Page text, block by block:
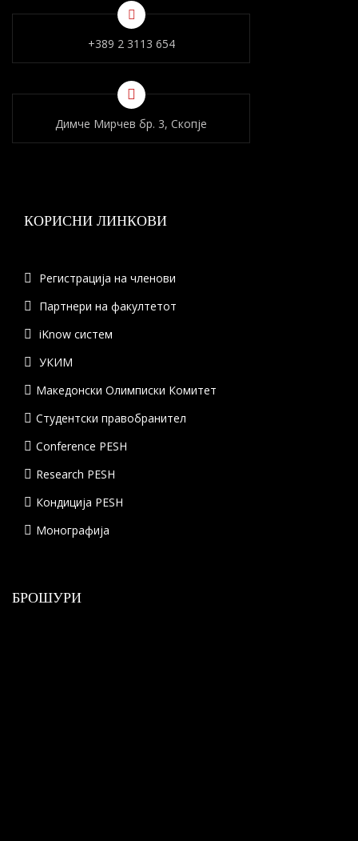
+389 2 3113 654
Димче Мирчев бр. 3, Скопје
КОРИСНИ ЛИНКОВИ
Регистрација на членови
Партнери на факултетот
iKnow систем
УКИМ
Македонски Олимписки Комитет
Студентски правобранител
Conference PESH
Research PESH
Кондиција PESH
Монографија
БРОШУРИ